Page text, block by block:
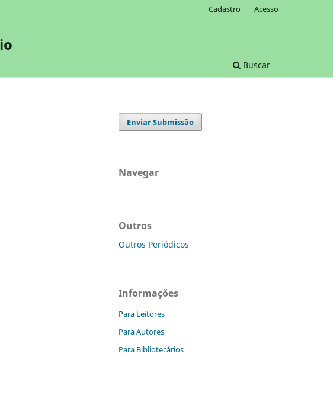
Buscar
Cadastro Acesso
Enviar Submissão
Navegar
Outros
Outros Periódicos
Informações
Para Leitores
Para Autores
Para Bibliotecários